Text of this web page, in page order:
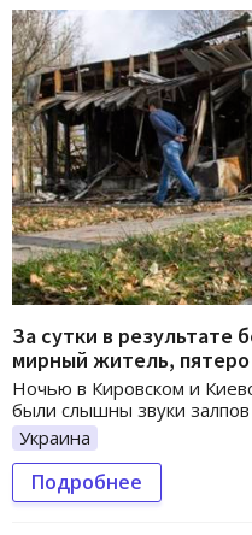
За сутки в результате
мирный житель,
Ночью в Кировском и
были слышны звуки
Украина
Подробнее